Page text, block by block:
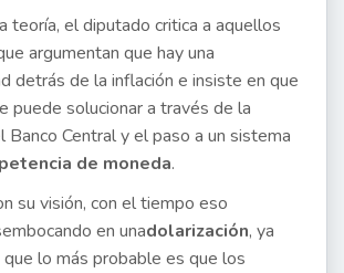
teoría, el diputado critica a aquellos
argumentan que hay una
detrás de la inflación e insiste en que
puede solucionar a través de la
Banco Central y el paso a un sistema
de moneda.
su visión, con el tiempo eso
en unadolarización, ya
lo más probable es que los